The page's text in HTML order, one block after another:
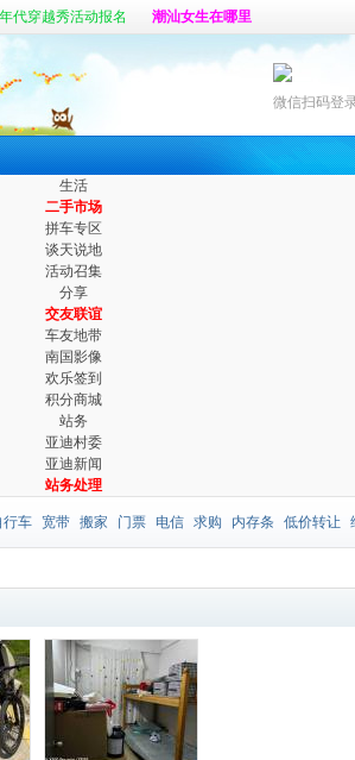
微信扫码登
生活
二手市场
拼车专区
谈天说地
活动召集
分享
交友联谊
车友地带
南国影像
欢乐签到
积分商城
站务
亚迪村委
亚迪新闻
站务处理
行车 宽带 搬家 门票 电信 求购 内存条 低价转让
代穿越秀活动报名
潮汕女生在哪里
里最新客户端开放体验啦